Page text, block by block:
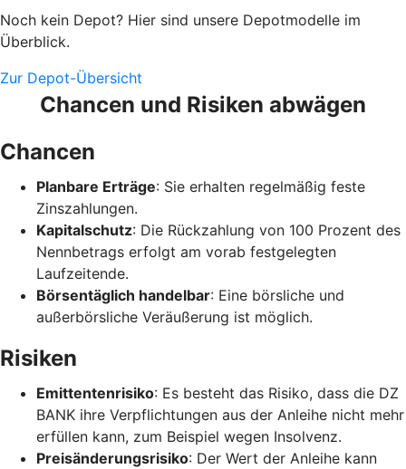
Noch kein Depot? Hier sind unsere Depotmodelle im
Überblick.
Zur Depot-Übersicht
Chancen und Risiken abwägen
Chancen
Planbare Erträge: Sie erhalten regelmäßig feste
Zinszahlungen.
Kapitalschutz: Die Rückzahlung von 100 Prozent des
Nennbetrags erfolgt am vorab festgelegten
Laufzeitende.
Börsentäglich handelbar: Eine börsliche und
außerbörsliche Veräußerung ist möglich.
Risiken
Emittentenrisiko: Es besteht das Risiko, dass die DZ
BANK ihre Verpflichtungen aus der Anleihe nicht mehr
erfüllen kann, zum Beispiel wegen Insolvenz.
Preisänderungsrisiko: Der Wert der Anleihe kann